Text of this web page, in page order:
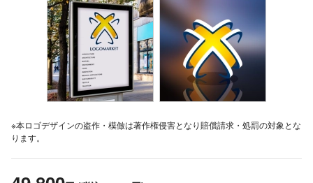
※本ロゴデザインの盗作・模倣は著作権侵害となり賠償請求・処罰の対象とな
ります。